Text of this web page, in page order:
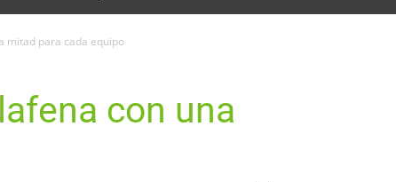
mitad para cada equipo
con una